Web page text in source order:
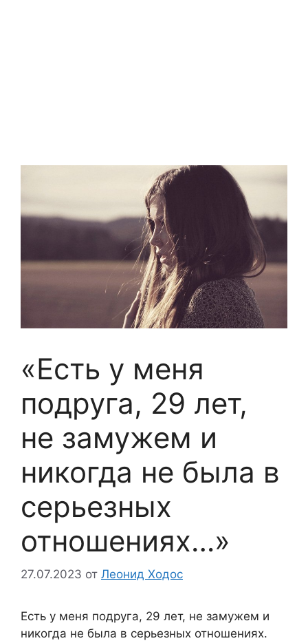
«Есть у меня
подруга, 29 лет,
не замужем и
никогда не была в
серьезных
отношениях…»
27.07.2023 от Леонид Ходос
Есть у меня подруга, 29 лет, не замужем и
никогда не была в серьезных отношениях.